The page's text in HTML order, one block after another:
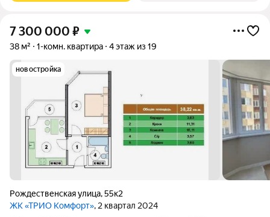
7 300 000 ₽
38 м² 1-комн. квартира 4 этаж из 19
новостройка
Рождественская улица,55к2
ЖК «ТРИО Комфорт», 2 квартал 2024